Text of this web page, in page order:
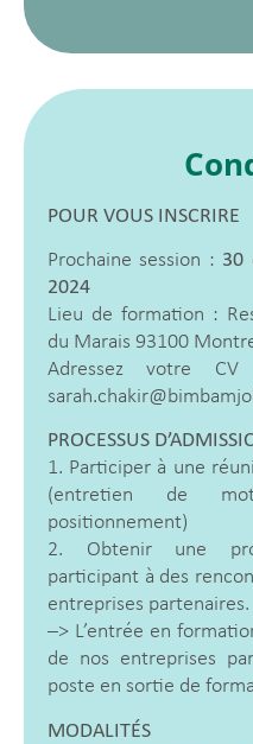
POUR VOUS INSCRIRE
Prochaine session : 30
2024
Lieu de formation :
du Marais 93100
Adressez votre
PROCESSUS
1. Participer à une
(entretien de
positionnement)
2. Obtenir une
participant à des
entreprises partenaires.
–> L’entrée en
de nos entreprises
poste en sortie de
MODALITÉS